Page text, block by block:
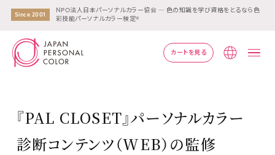
Since 2001
NPO法人日本パーソナルカラー協会 ― 色の知識を学び資格をとるなら色
彩技能パーソナルカラー検定®
カートを見る
『PAL CLOSET』パーソナルカラー
診断コンテンツ（WEB）の監修